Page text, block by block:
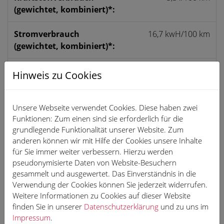
(gewichtet, kombiniert)*:
Strom­verbrauch
(gewichtet, kombiniert)*:
16,7 kwH/100 km
CO 2
-Emissionen
(gewichtet, kombiniert)*:
CO2-Klasse (gewichtet,
kombiniert)
CO2-Klasse (bei
entladener Batterie)
Elektrische Reichweite
(EAER) kombiniert
125 km
Kraftstoffverbrauch bei entladener Batterie
Hinweis zu Cookies
Unsere Webseite verwendet Cookies. Diese haben zwei
Funktionen: Zum einen sind sie erforderlich für die
grundlegende Funktionalität unserer Website. Zum
anderen können wir mit Hilfe der Cookies unsere Inhalte
für Sie immer weiter verbessern. Hierzu werden
pseudonymisierte Daten von Website-Besuchern
gesammelt und ausgewertet. Das Einverständnis in die
Verwendung der Cookies können Sie jederzeit widerrufen.
Weitere Informationen zu Cookies auf dieser Website
finden Sie in unserer Datenschutzerklärung und zu uns im
Impressum.